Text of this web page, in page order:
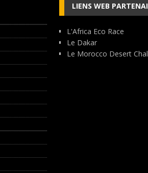
LIENS WEB
L'Africa Eco Race
Le Dakar
Le Morocco Desert